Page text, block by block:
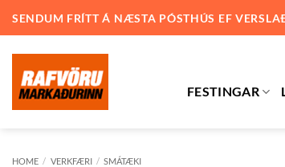
SENDUM FRÍTT Á NÆSTA PÓSTHÚS EF
FESTINGAR
HOME / VERKFÆRI / SMÁTÆKI